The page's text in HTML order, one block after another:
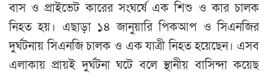
বাস ও প্রাইভেট কারের সংঘর্ষে এক শিশু ও কার চালক
নিহত হয়। এছাড়া ১৪ জানুয়ারি পিকআপ ও সিএনজির
দুর্ঘটনায় সিএনজি চালক ও এক যাত্রী নিহত হয়েছেন। এসব
এলাকায় প্রায়ই দুর্ঘটনা ঘটে বলে স্থানীয় বাসিন্দা কয়েছ